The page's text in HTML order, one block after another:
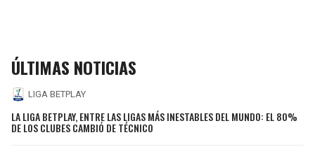
ÚLTIMAS NOTICIAS
LIGA BETPLAY
LA LIGA BETPLAY, ENTRE LAS LIGAS MÁS INESTABLES DEL MUNDO: EL 80%
DE LOS CLUBES CAMBIÓ DE TÉCNICO